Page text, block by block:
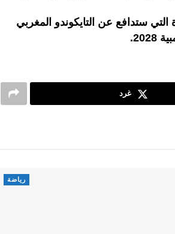
ستدافع عن التايكوندو المغربي
غرد
رياضة